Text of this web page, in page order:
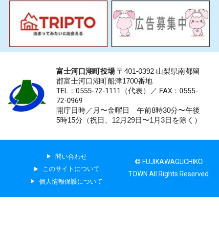
富士河口湖町役場〒401-0392 山梨県南都留
郡富士河口湖町船津1700番地
TEL：0555-72-1111 （代表）／ FAX：0555-
72-0969
開庁日時／月〜金曜日 午前8時30分〜午後
5時15分（祝日、12月29日〜1月3日を除く）
問い合わせ
このサイトについて
個人情報保護について
© FUJIKAWAGUCHIKO
TOWN All Rights Reserved.